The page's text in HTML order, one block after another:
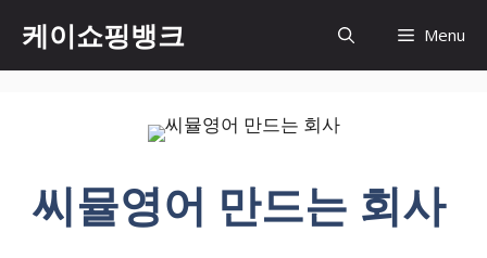
content
케이쇼핑뱅크 Menu
씨뮬영어 만드는 회사